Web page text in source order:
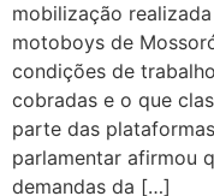
mobilização
motoboys de
condições de
cobradas e o que
parte das
parlamentar afirmou
demandas da […]